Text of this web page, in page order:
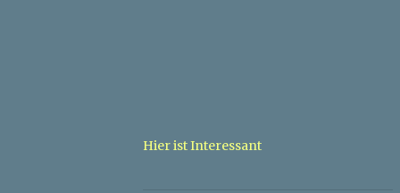
Hier ist Interessant